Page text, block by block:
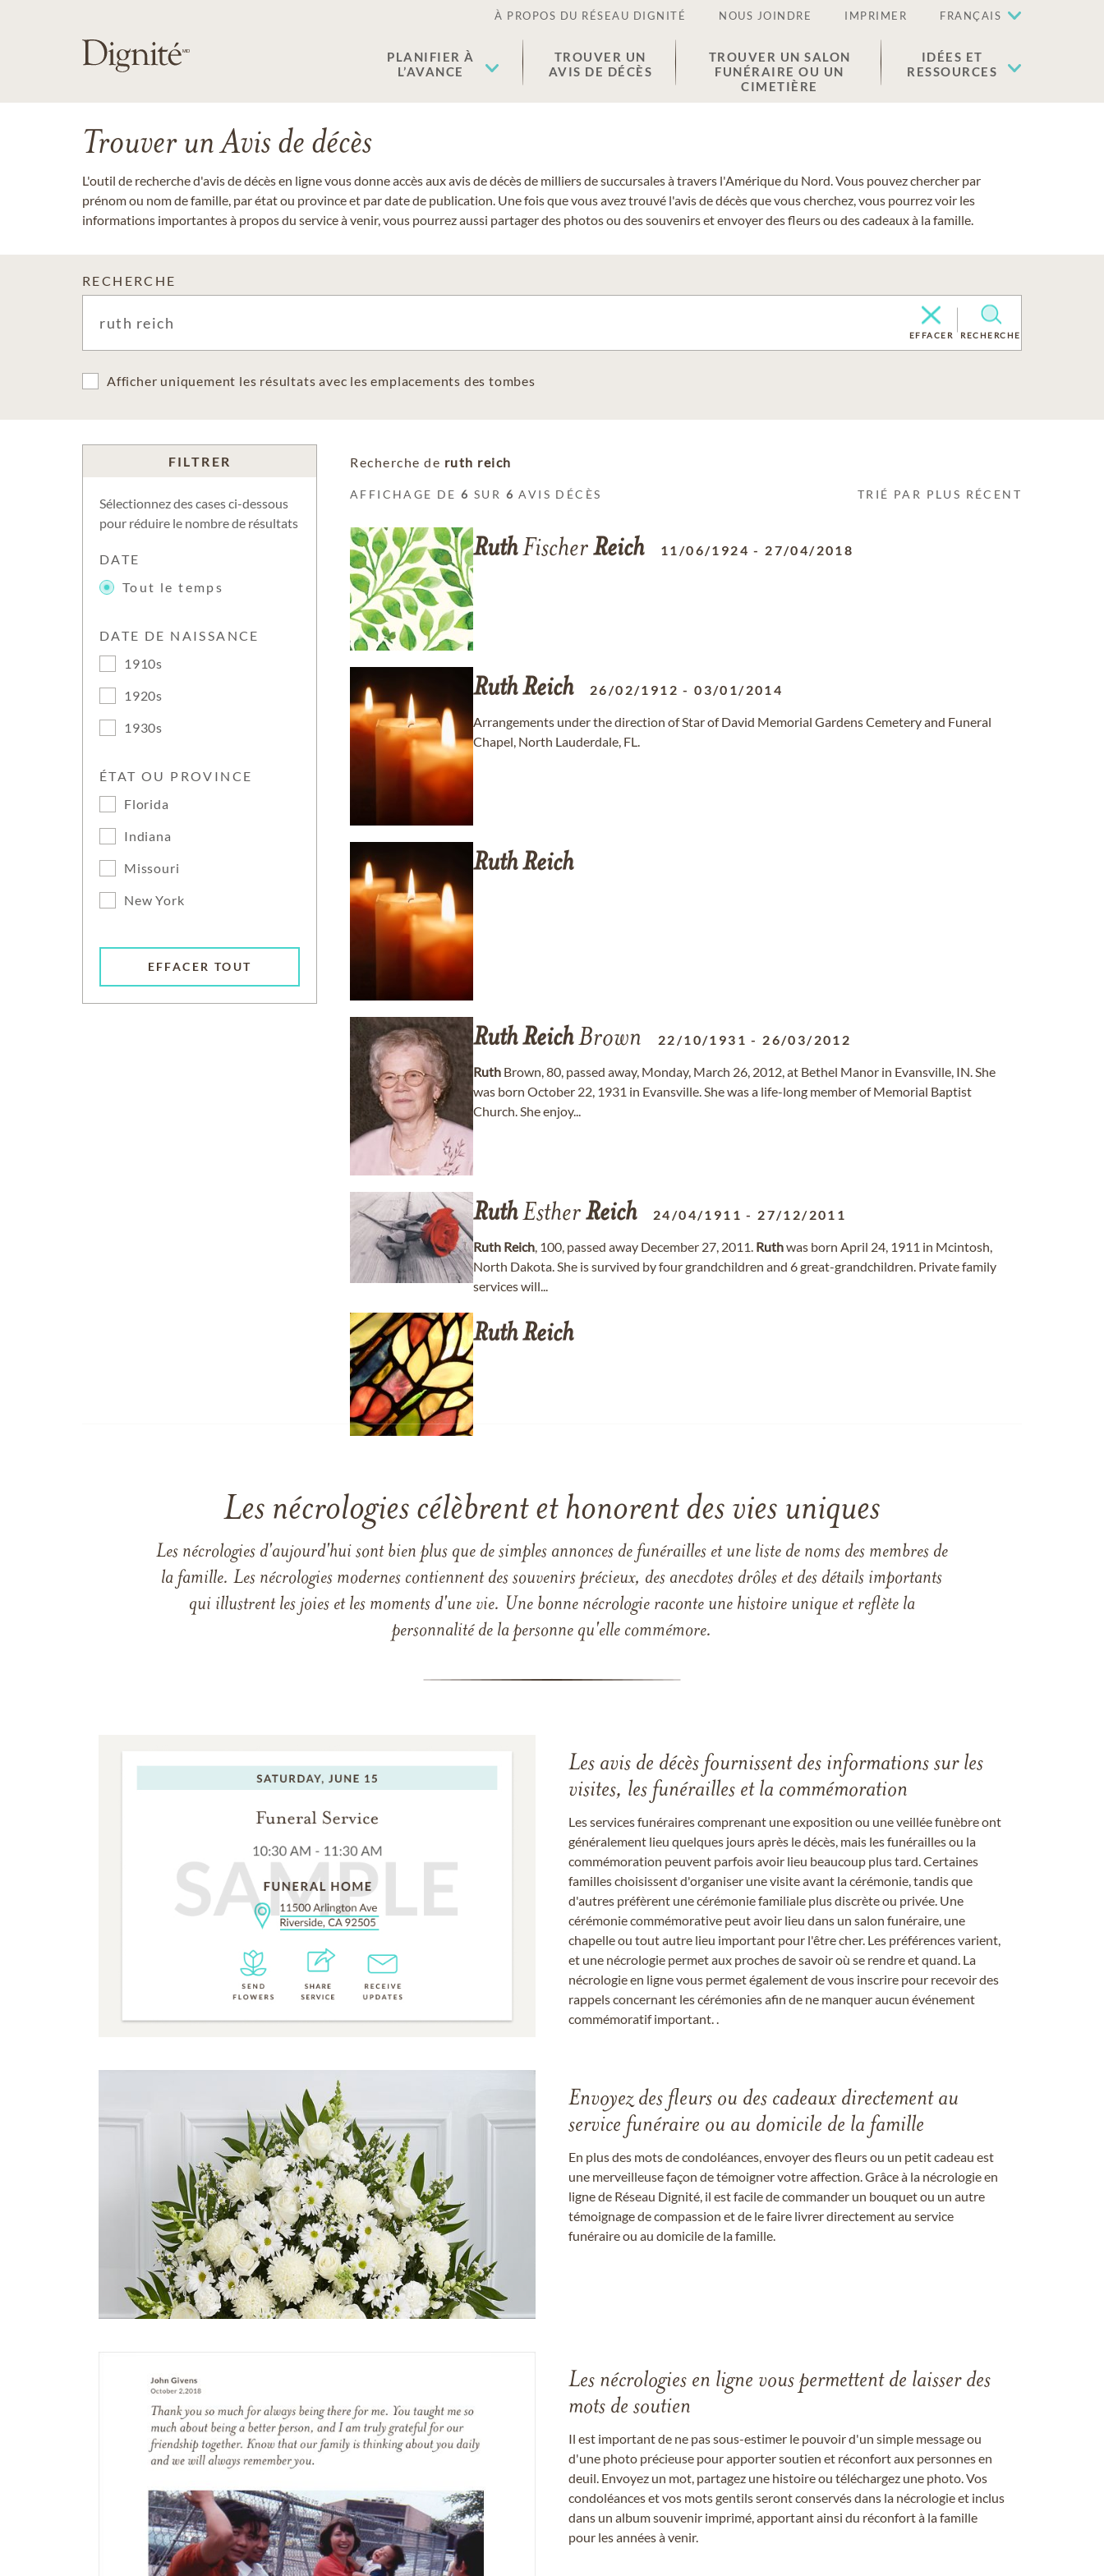
À PROPOS DU RÉSEAU DIGNITÉ NOUS JOINDRE IMPRIMER FRANÇAIS
PLANIFIER À
L’AVANCE
TROUVER UN
AVIS DE DÉCÈS
TROUVER UN SALON
FUNÉRAIRE OU UN
CIMETIÈRE
IDÉES ET
RESSOURCES
Trouver un Avis de décès
L'outil de recherche d'avis de décès en ligne vous donne accès aux avis de décès de milliers de succursales à travers l'Amérique du Nord. Vous pouvez chercher par
prénom ou nom de famille, par état ou province et par date de publication. Une fois que vous avez trouvé l'avis de décès que vous cherchez, vous pourrez voir les
informations importantes à propos du service à venir, vous pourrez aussi partager des photos ou des souvenirs et envoyer des fleurs ou des cadeaux à la famille.
RECHERCHE
EFFACER RECHERCHE
Afficher uniquement les résultats avec les emplacements des tombes
FILTRER
Sélectionnez des cases ci-dessous
pour réduire le nombre de résultats
DATE
Tout le temps
DATE DE NAISSANCE
1910s
1920s
1930s
ÉTAT OU PROVINCE
Florida
Indiana
Missouri
New York
EFFACER TOUT
Recherche de ruth reich
AFFICHAGE DE6 SUR 6 AVIS DÉCÈS TRIÉ PAR PLUS RÉCENT
RuthFischerReich 11/06/1924 - 27/04/2018
RuthReich 26/02/1912 -03/01/2014
Arrangements under the direction of Star of David Memorial Gardens Cemetery and Funeral
Chapel, North Lauderdale, FL.
RuthReich
RuthReichBrown 22/10/1931 - 26/03/2012
Ruth Brown, 80, passed away, Monday, March 26, 2012, at Bethel Manor in Evansville, IN. She
was born October 22, 1931 in Evansville. She was a life-long member of Memorial Baptist
Church. She enjoy...
RuthEstherReich 24/04/1911 - 27/12/2011
Ruth Reich, 100, passed away December 27, 2011. Ruthwas born April 24, 1911 in Mcintosh,
North Dakota. She is survived by four grandchildren and 6 great-grandchildren. Private family
services will...
RuthReich
Les nécrologies célèbrent et honorent des vies uniques
Les nécrologies d'aujourd'hui sont bien plus que de simples annonces de funérailles et une liste de noms des membres de
la famille. Les nécrologies modernes contiennent des souvenirs précieux, des anecdotes drôles et des détails importants
qui illustrent les joies et les moments d'une vie. Une bonne nécrologie raconte une histoire unique et reflète la
personnalité de la personne qu'elle commémore.
Les avis de décès fournissent des informations sur les
visites, les funérailles et la commémoration
Les services funéraires comprenant une exposition ou une veillée funèbre ont
généralement lieu quelques jours après le décès, mais les funérailles ou la
commémoration peuvent parfois avoir lieu beaucoup plus tard. Certaines
familles choisissent d'organiser une visite avant la cérémonie, tandis que
d'autres préfèrent une cérémonie familiale plus discrète ou privée. Une
cérémonie commémorative peut avoir lieu dans un salon funéraire, une
chapelle ou tout autre lieu important pour l'être cher. Les préférences varient,
et une nécrologie permet aux proches de savoir où se rendre et quand. La
nécrologie en ligne vous permet également de vous inscrire pour recevoir des
rappels concernant les cérémonies afin de ne manquer aucun événement
commémoratif important. .
Envoyez des fleurs ou des cadeaux directement au
service funéraire ou au domicile de la famille
En plus des mots de condoléances, envoyer des fleurs ou un petit cadeau est
une merveilleuse façon de témoigner votre affection. Grâce à la nécrologie en
ligne de Réseau Dignité, il est facile de commander un bouquet ou un autre
témoignage de compassion et de le faire livrer directement au service
funéraire ou au domicile de la famille.
Les nécrologies en ligne vous permettent de laisser des
mots de soutien
Il est important de ne pas sous-estimer le pouvoir d'un simple message ou
d'une photo précieuse pour apporter soutien et réconfort aux personnes en
deuil. Envoyez un mot, partagez une histoire ou téléchargez une photo. Vos
condoléances et vos mots gentils seront conservés dans la nécrologie et inclus
dans un album souvenir imprimé, apportant ainsi du réconfort à la famille
pour les années à venir.